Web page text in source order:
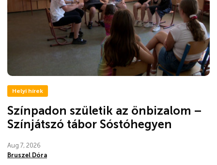
Helyi hírek
Színpadon születik az önbizalom –
Színjátszó tábor Sóstóhegyen
Aug 7, 2026
Bruszel Dóra